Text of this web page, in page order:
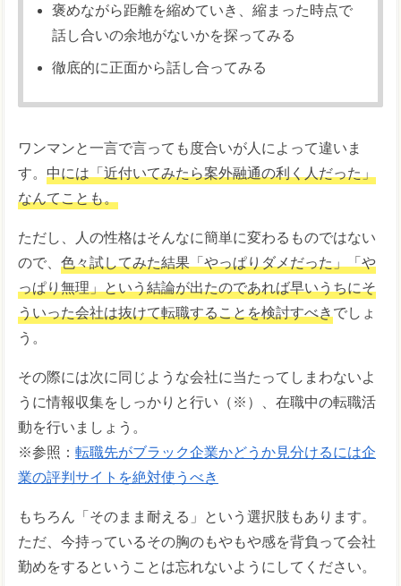
褒めながら距離を縮めていき、縮まった時点で
話し合いの余地がないかを探ってみる
徹底的に正面から話し合ってみる
ワンマンと一言で言っても度合いが人によって違いま
す。 中には「近付いてみたら案外融通の利く人だった」
なんてことも。
ただし、人の性格はそんなに簡単に変わるものではない
ので、 色々試してみた結果「やっぱりダメだった」「や
っぱり無理」という結論が出たのであれば早いうちにそ
ういった会社は抜けて転職することを検討すべき でしょ
う。
その際には次に同じような会社に当たってしまわないよ
うに情報収集をしっかりと行い（※）、在職中の転職活
動を行いましょう。
※参照： 転職先がブラック企業かどうか見分けるには企
業の評判サイトを絶対使うべき
もちろん「そのまま耐える」という選択肢もあります。
ただ、今持っているその胸のもやもや感を背負って会社
勤めをするということは忘れないようにしてください。